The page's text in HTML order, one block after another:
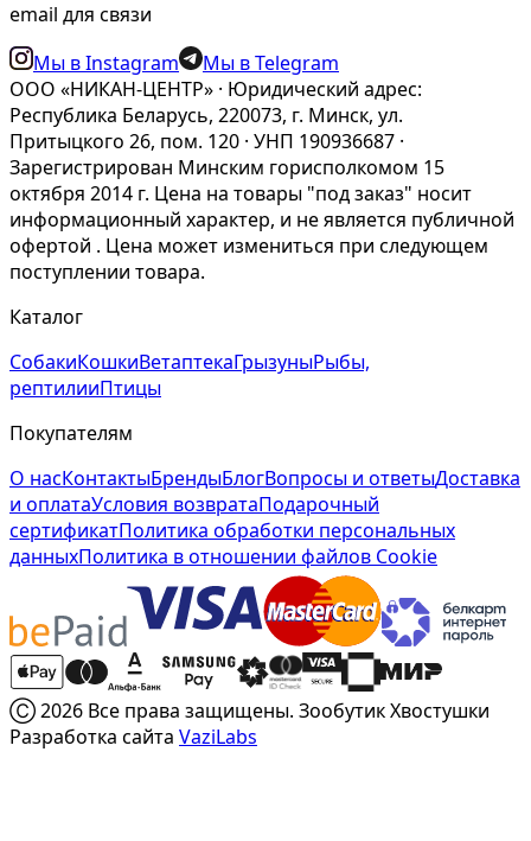
email для связи
Мы в Instagram
Мы в Telegram
ООО «НИКАН-ЦЕНТР» · Юридический адрес:
Республика Беларусь, 220073, г. Минск, ул.
Притыцкого 26, пом. 120 · УНП 190936687 ·
Зарегистрирован Минским горисполкомом 15
октября 2014 г. Цена на товары "под заказ" носит
информационный характер, и не является публичной
офертой . Цена может измениться при следующем
поступлении товара.
Каталог
СобакиКошкиВетаптекаГрызуныРыбы,
рептилииПтицы
Покупателям
О насКонтактыБрендыБлогВопросы и ответыДоставка
и оплатаУсловия возвратаПодарочный
сертификатПолитика обработки персональных
данныхПолитика в отношении файлов Cookie
Ⓒ 2026 Все права защищены. Зообутик Хвостушки
Разработка сайта VaziLabs